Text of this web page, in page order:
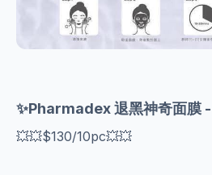
✨️Pharmadex 退黑神奇面膜
💥💥$130/10pc💥💥